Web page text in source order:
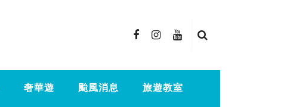
奢華遊 颱風消息 旅遊教室